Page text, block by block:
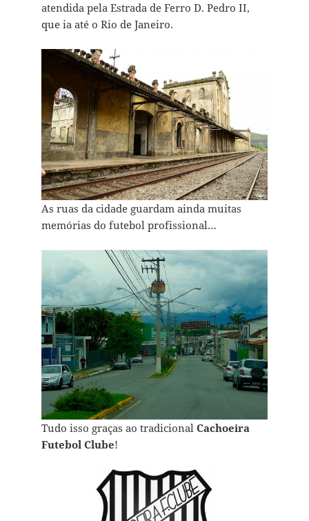
atendida pela Estrada de Ferro D. Pedro II,
que ia até o Rio de Janeiro.
As ruas da cidade guardam ainda muitas
memórias do futebol profissional…
Tudo isso graças ao tradicionalCachoeira
Futebol Clube!